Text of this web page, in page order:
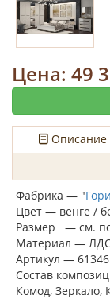
Цена: 49
Описание
Фабрика — "
Цвет — венге /
Размер — см.
Материал —
Артикул — 61346
Состав
Комод, Зеркало,